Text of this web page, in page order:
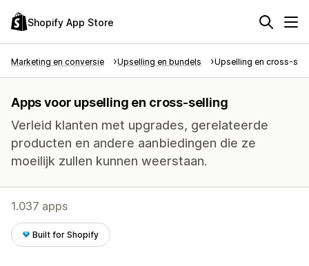
Shopify App Store
Marketing en conversie Upselling en bundels Upselling en cross-
Apps voor upselling en cross-selling
Verleid klanten met upgrades, gerelateerde
producten en andere aanbiedingen die ze
moeilijk zullen kunnen weerstaan.
1.037 apps
Built for Shopify